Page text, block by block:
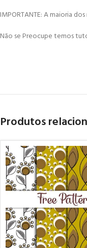
IMPORTANTE: A maioria
Não se Preocupe temos
Produtos